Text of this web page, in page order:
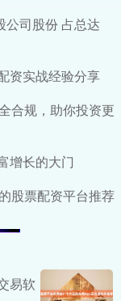
公司股份 占总达
资实战经验分享
合规，助你投资更
增长的大门
股票配资平台推荐
易软